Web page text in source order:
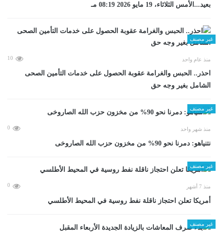
بعيد...الأمس الثلاثاء، 19 مايو 2026 08:19 مـ
غير مصنف
منذ عام واحد 10
احذر.. الحبس والغرامة عقوبة الحصول على خدمات التأمين الصحى
الشامل بغير وجه حق
غير مصنف
منذ شهر واحد 0
نتنياهو: دمرنا نحو 90% من مخزون حزب الله الصاروخى
غير مصنف
منذ 7 أشهر 0
أمريكا تعلن احتجاز ناقلة نفط روسية في المحيط الأطلسي
غير مصنف